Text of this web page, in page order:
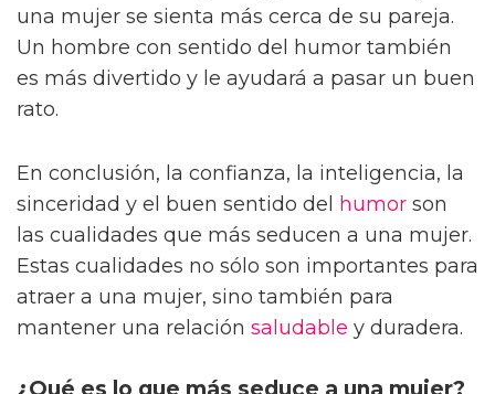
una mujer se sienta más cerca de su pareja.
Un hombre con sentido del humor también
es más divertido y le ayudará a pasar un buen
rato.
En conclusión, la confianza, la inteligencia, la
sinceridad y el buen sentido del
humor son
las cualidades que más seducen a una mujer.
Estas cualidades no sólo son importantes para
atraer a una mujer, sino también para
mantener una relación saludable y duradera.